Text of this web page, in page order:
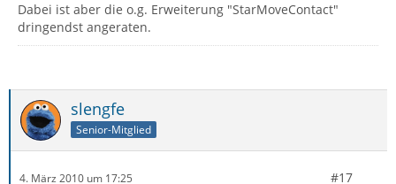
Dabei ist aber die o.g. Erweiterung "StarMoveContact"
dringendst angeraten.
slengfe
Senior-Mitglied
4. März 2010 um 17:25 #17